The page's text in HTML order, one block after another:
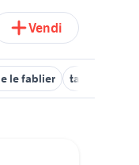
Vendi
le fablier tavolino legno